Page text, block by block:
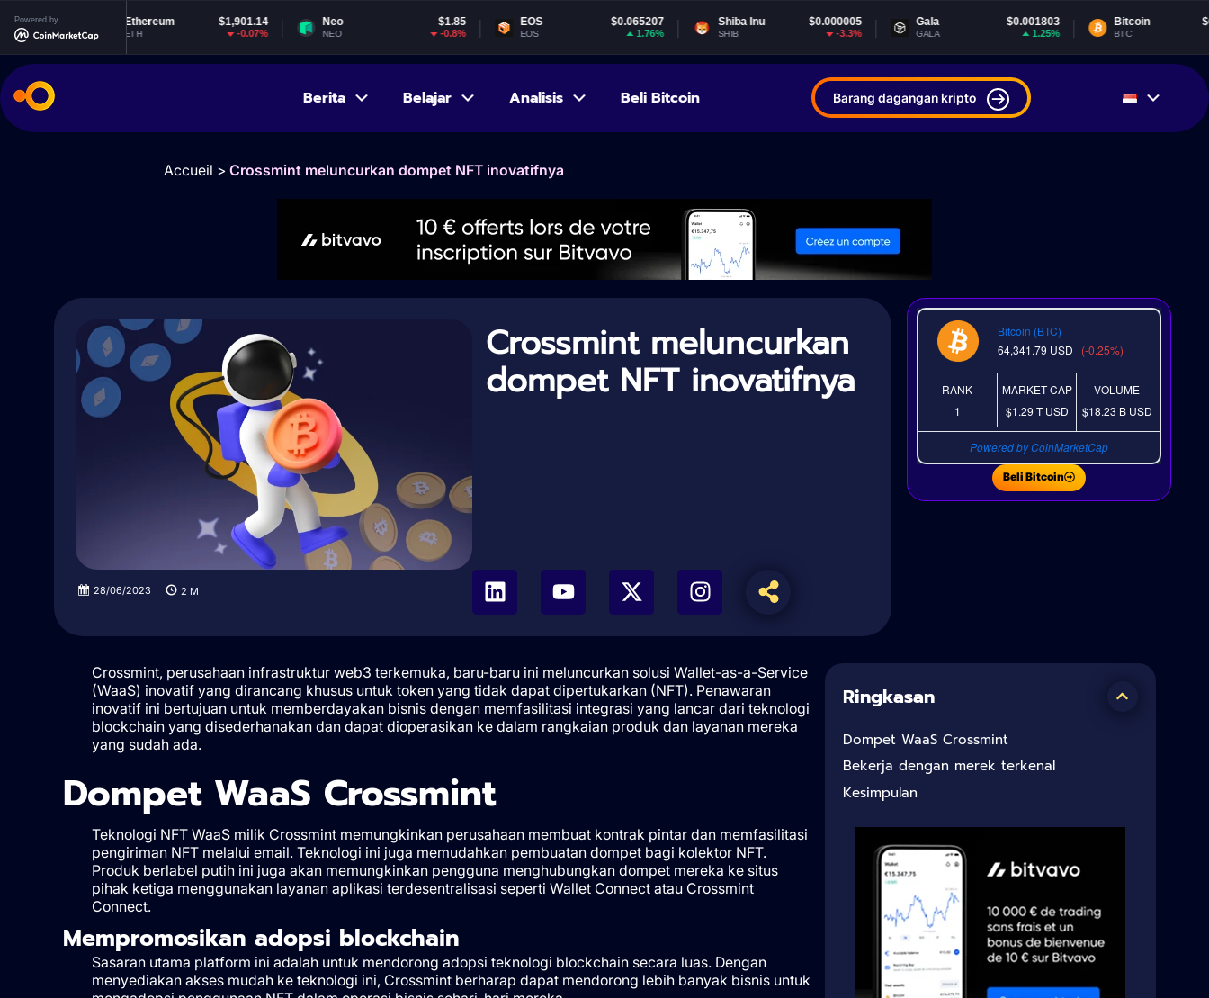
Powered byEthereum $1,901.14
ETH
Neo
NEO
EOS $0.065207
EOS
Shiba Inu $0.000005
SHIB
Gala $0.001803
GALA
Bitcoin $64,341.79
BTC
Berita Belajar Analisis Beli Bitcoin Barang dagangan kripto
Accueil > Crossmint meluncurkan dompet NFT inovatifnya
Crossmint meluncurkan
dompet NFT inovatifnya
28/06/2023 2 M
Bitcoin (BTC)
64,341.79 USD (-0.25%)
RANK
1
MARKET CAP
$1.29 TUSD
VOLUME
$18.23 B USD
Powered by CoinMarketCap
Beli Bitcoin
Crossmint, perusahaan infrastruktur web3 terkemuka, baru-baru ini meluncurkan solusi Wallet-as-a-Service
(WaaS) inovatif yang dirancang khusus untuk token yang tidak dapat dipertukarkan (NFT). Penawaran
inovatif ini bertujuan untuk memberdayakan bisnis dengan memfasilitasi integrasi yang lancar dari teknologi
blockchain yang disederhanakan dan dapat dioperasikan ke dalam rangkaian produk dan layanan mereka
yang sudah ada.
Dompet WaaS Crossmint
Teknologi NFT WaaS milik Crossmint memungkinkan perusahaan membuat kontrak pintar dan memfasilitasi
pengiriman NFT melalui email. Teknologi ini juga memudahkan pembuatan dompet bagi kolektor NFT.
Produk berlabel putih ini juga akan memungkinkan pengguna menghubungkan dompet mereka ke situs
pihak ketiga menggunakan layanan aplikasi terdesentralisasi seperti Wallet Connect atau Crossmint
Connect.
Mempromosikan adopsi blockchain
Sasaran utama platform ini adalah untuk mendorong adopsi teknologi blockchain secara luas. Dengan
menyediakan akses mudah ke teknologi ini, Crossmint berharap dapat mendorong lebih banyak bisnis untuk
Ringkasan
Dompet WaaS Crossmint
Bekerja dengan merek terkenal
Kesimpulan